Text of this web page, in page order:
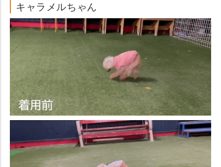
キャラメルちゃん